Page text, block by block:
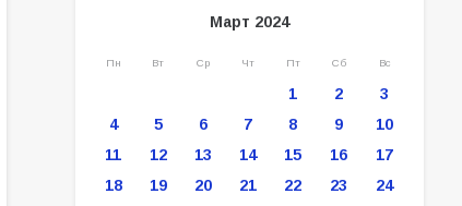
Март 2024
Пн Вт Ср Чт Пт Сб Вс
1 2
3
4
5 6 7 8 9
10
11
12 13 14 15 16
17
18
19 20 21 22 23
24